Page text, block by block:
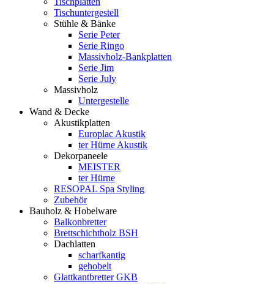
Tischuntergestell
Stühle & Bänke
Serie Peter
Serie Ringo
Massivholz-Bankplatten
Serie Jim
Serie July
Massivholz
Untergestelle
Wand & Decke
Akustikplatten
Europlac Akustik
ter Hürne Akustik
Dekorpaneele
MEISTER
ter Hürne
RESOPAL Spa Styling
Zubehör
Bauholz & Hobelware
Balkonbretter
Brettschichtholz BSH
Dachlatten
scharfkantig
gehobelt
Glattkantbretter GKB